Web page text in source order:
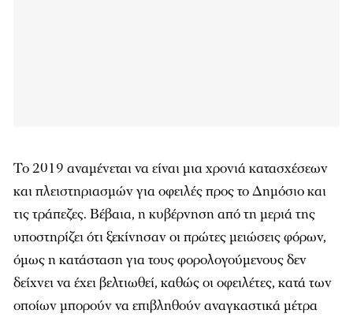
Το 2019 αναμένεται να είναι μια χρονιά κατασχέσεων
και πλειστηριασμών για οφειλές προς το Δημόσιο και
τις τράπεζες. Βέβαια, η κυβέρνηση από τη μεριά της
υποστηρίζει ότι ξεκίνησαν οι πρώτες μειώσεις φόρων,
όμως η κατάσταση για τους φορολογούμενους δεν
δείχνει να έχει βελτιωθεί, καθώς οι οφειλέτες, κατά των
οποίων μπορούν να επιβληθούν αναγκαστικά μέτρα